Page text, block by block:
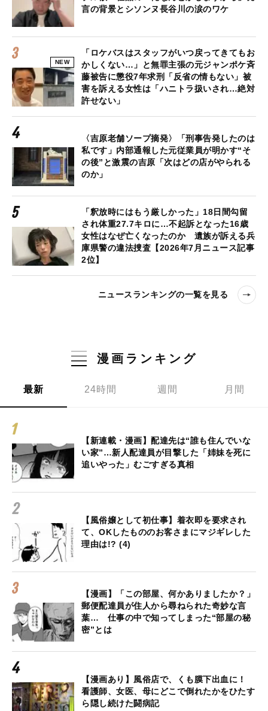
言の背景とシソンヌ長谷川の涙のワケ
NEW
「ロケバスはスタッフがいつ戻ってきてもお
かしくない…」と無罪主張の元ジャンポケ斉
藤被告に懲役7年求刑「反省の情もない」被
害を訴える女性は「ハニトラ扱いされ…絶対
許せない」
〈吉原老舗ソープ摘発〉「刑事告発したのは
私です」内部通報した元従業員が明かす“そ
の後”と激震の吉原「次はどの店がやられる
のか」
「釈放時にはもう厳しかった」18日間勾留
され体重27.7キロに…不起訴となった16歳
女性はなぜ亡くなったのか 遺族が訴える兵
庫県警の違法捜査【2026年7月ニュース記事
2位】
ニュースランキングの一覧を見る
漫画ランキング
最新 24時間 週間 月間
【新連載・漫画】配達先は“誰も住んでいな
い家”…新人配達員が目撃した「姉妹を死に
追いやった」むごすぎる真相
【風俗嬢として初仕事】着衣即を要求され
て、OKしたもののお客さまにマジギレした
理由は!? (4)
【漫画】「この部屋、何かありましたか？」
郵便配達員が住人から尋ねられた奇妙な言
葉… 仕事の中で知ってしまった“部屋の秘
密”とは
【漫画あり】風俗店で、くも膜下出血に！
看護師、女医、母にどこで倒れたかをひたす
ら隠し続けた闘病記